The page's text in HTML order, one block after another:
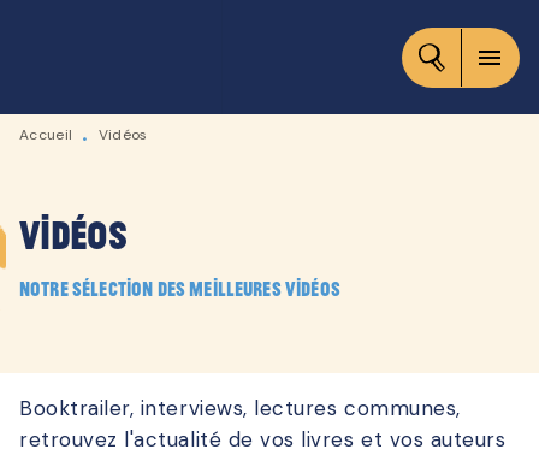
CONTENU
menu
Accueil • Vidéos
Vidéos
Notre sélection des meilleures vidéos
Booktrailer, interviews, lectures communes,
retrouvez l'actualité de vos livres et vos auteurs